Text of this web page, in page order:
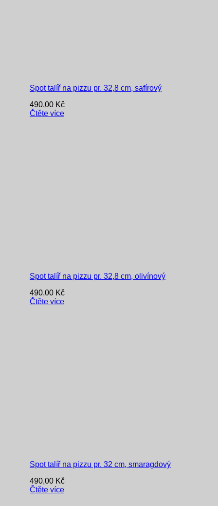
Spot talíř na pizzu pr. 32,8 cm, safírový
490,00 Kč
Čtěte více
Spot talíř na pizzu pr. 32,8 cm, olivínový
490,00 Kč
Čtěte více
Spot talíř na pizzu pr. 32 cm, smaragdový
490,00 Kč
Čtěte více